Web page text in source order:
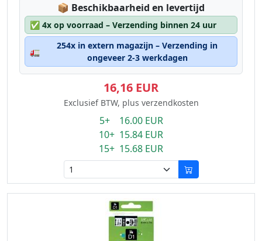
📦 Lagerstatus:
Beschikbaarheid en levertijd
✅ 4x op voorraad – Verzending binnen 24 uur
🚛
254x in extern magazijn – Verzending in
ongeveer 2-3 werkdagen
16,16 EUR
Exclusief BTW, plus verzendkosten
5+ 16.00 EUR
10+ 15.84 EUR
15+ 15.68 EUR